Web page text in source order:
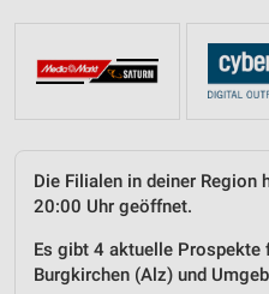
Die Filialen in deiner Region
20:00 Uhr geöffnet.
Es gibt 4 aktuelle Prospekte
Burgkirchen (Alz) und